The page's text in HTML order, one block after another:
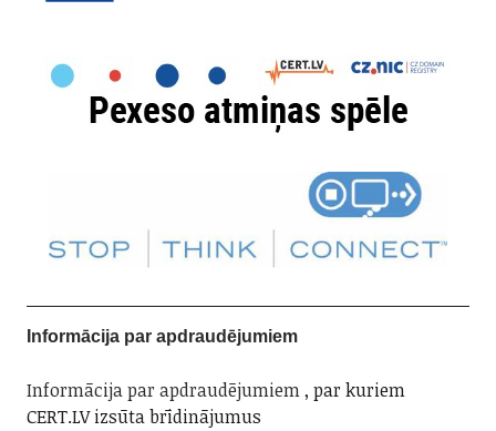
Informācija par apdraudējumiem
Informācija par apdraudējumiem, par kuriem
CERT.LV izsūta brīdinājumus